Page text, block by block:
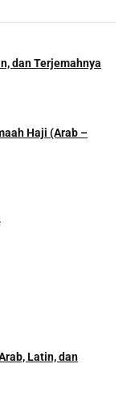
dan Terjemahnya
Haji (Arab –
Latin, dan